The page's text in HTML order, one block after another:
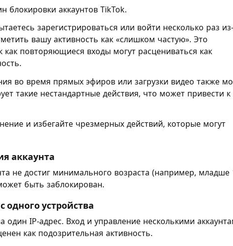
блокировки аккаунтов TikTok.
зарегистрироваться или войти несколько раз
вашу активность как «слишком частую». Это
как повторяющиеся входы могут расцениваться как
во время прямых эфиров или загрузки видео также
такие нестандартные действия, что может привести к
и избегайте чрезмерных действий, которые могут
аккаунта
не достиг минимального возраста (например, младше
быть заблокирован.
одного устройства
один IP-адрес. Вход и управление несколькими
как подозрительная активность.